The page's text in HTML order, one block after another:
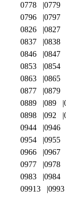
0778
0779
0796
0797
0826
0827
0837
0838
0846
0847
0853
0854
0863
0865
0877
0879
0889
089
0898
092
0944
0946
0954
0955
0966
0967
0977
0978
0983
0984
09913
0993